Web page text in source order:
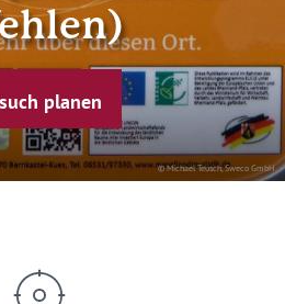
© Michael Teusch, Sweco GmbH
planen